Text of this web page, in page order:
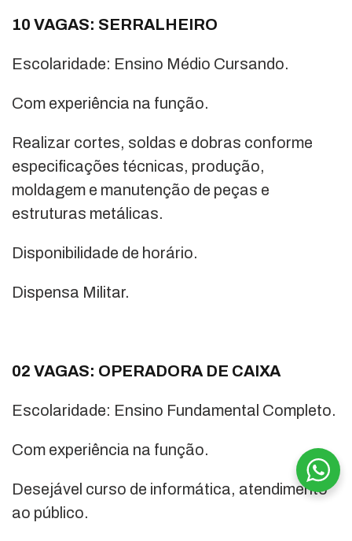
10 VAGAS: SERRALHEIRO
Escolaridade: Ensino Médio Cursando.
Com experiência na função.
Realizar cortes, soldas e dobras conforme
especificações técnicas, produção,
moldagem e manutenção de peças e
estruturas metálicas.
Disponibilidade de horário.
Dispensa Militar.
02 VAGAS: OPERADORA DE CAIXA
Escolaridade: Ensino Fundamental Completo.
Com experiência na função.
Desejável curso de informática, atendimento
ao público.